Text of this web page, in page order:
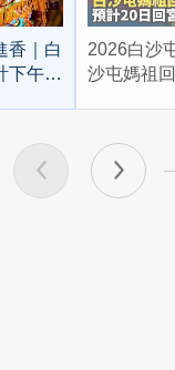
香｜白
2026白沙
沙屯媽祖